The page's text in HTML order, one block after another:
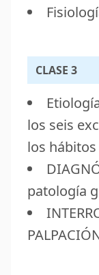
CLASE 3
los seis
los
patología